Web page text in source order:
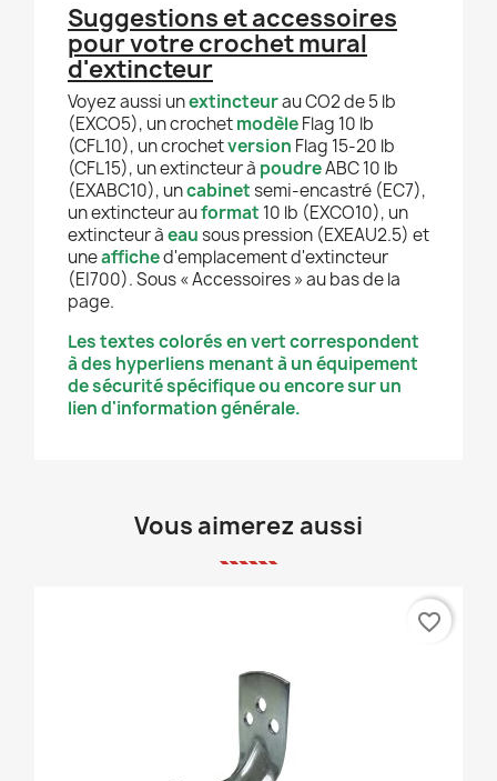
Suggestions et accessoires
pour votre crochet mural
d'extincteur
Voyez aussi unextincteurau CO2 de 5 lb
(EXCO5), un crochetmodèleFlag 10 lb
(CFL10), un crochetversion Flag 15-20 lb
(CFL15), un extincteur à poudreABC 10 lb
(EXABC10), uncabinetsemi-encastré (EC7),
un extincteur auformat 10 lb (EXCO10), un
extincteur àeausous pression (EXEAU2.5) et
uneaffiched'emplacement d'extincteur
(EI700). Sous « Accessoires » au bas de la
page.
Les textes colorés en vert correspondent
à des hyperliens menant à un équipement
de sécurité spécifique ou encore sur un
lien d'information générale.
Vous aimerez aussi
favorite_border